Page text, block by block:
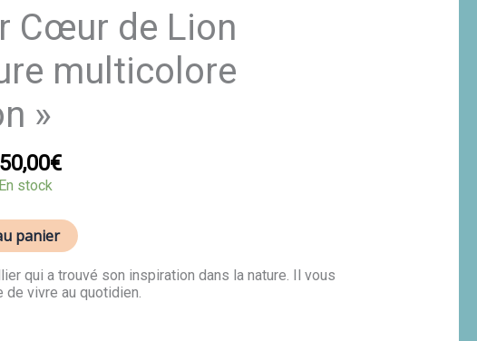
Cœur de Lion
multicolore
»
:
€
Le
prix
actuel
est :
150,00€.
En stock
panier
qui a trouvé son inspiration dans la nature. Il vous
de vivre au quotidien.